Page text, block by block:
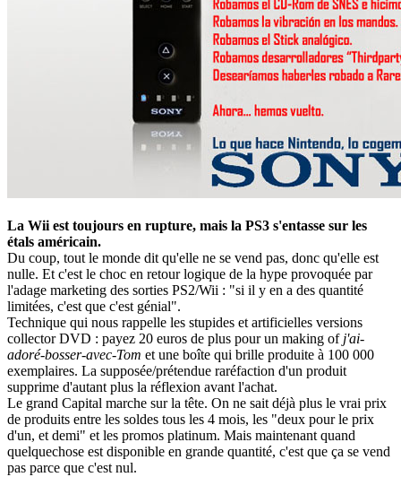
La Wii est toujours en rupture, mais la PS3 s'entasse sur les
étals américain.
Du coup, tout le monde dit qu'elle ne se vend pas, donc qu'elle est
nulle. Et c'est le choc en retour logique de la hype provoquée par
l'adage marketing des sorties PS2/Wii : "si il y en a des quantité
limitées, c'est que c'est génial".
Technique qui nous rappelle les stupides et artificielles versions
collector DVD : payez 20 euros de plus pour un making of j'ai-
adoré-bosser-avec-Tom et une boîte qui brille produite à 100 000
exemplaires. La supposée/prétendue raréfaction d'un produit
supprime d'autant plus la réflexion avant l'achat.
Le grand Capital marche sur la tête. On ne sait déjà plus le vrai prix
de produits entre les soldes tous les 4 mois, les "deux pour le prix
d'un, et demi" et les promos platinum. Mais maintenant quand
quelquechose est disponible en grande quantité, c'est que ça se vend
pas parce que c'est nul.